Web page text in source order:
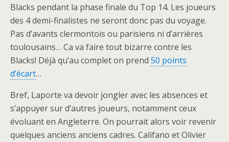
Blacks pendant la phase finale du Top 14. Les joueurs
des 4 demi-finalistes ne seront donc pas du voyage.
Pas d’avants clermontois ou parisiens ni d’arrières
toulousains… Ca va faire tout bizarre contre les
Blacks! Déjà qu’au complet on prend 50 points
d’écart…
Bref, Laporte va devoir jongler avec les absences et
s’appuyer sur d’autres joueurs, notamment ceux
évoluant en Angleterre. On pourrait alors voir revenir
quelques anciens anciens cadres. Califano et Olivier